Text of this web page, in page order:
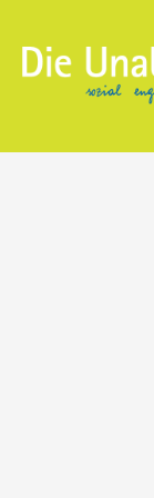
springen